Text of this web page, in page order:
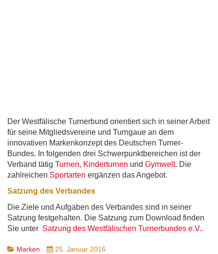
Der Westfälische Turnerbund orientiert sich in seiner Arbeit
für seine Mitgliedsvereine und Turngaue an dem
innovativen Markenkonzept des Deutschen Turner-
Bundes. In folgenden drei Schwerpunktbereichen ist der
Verband tätig Turnen, Kinderturnen und Gymwelt. Die
zahlreichen Sportarten ergänzen das Angebot.
Satzung des Verbandes
Die Ziele und Aufgaben des Verbandes sind in seiner
Satzung festgehalten. Die Satzung zum Download finden
Sie unter Satzung des Westfälischen Turnerbundes e.V..
Marken 25. Januar 2016